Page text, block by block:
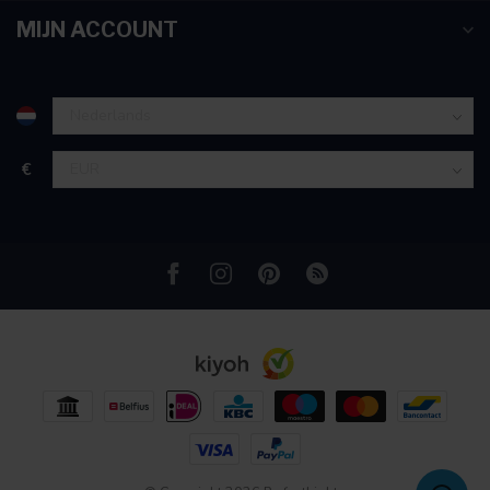
partners voor social media, adverteren en analyse. Deze
verzameld op basis van uw gebruik van hun services.
MIJN ACCOUNT
€